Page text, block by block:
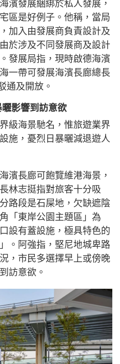
濱發展綑綁於私人發展，
區是好例子。他稱，當局
加入由發展商負責設計及
於涉及不同發展商及設計
發展局指，現時啟德海濱
一帶可發展海濱長廊總長
通及開放。
影響到訪意欲
級海景馳名，惟旅遊業界
施，憂烈日暴曬減退遊人
濱長廊可飽覽維港海景，
林志挺指對旅客十分吸
路段是石屎地，欠缺遮陰
「東岸公園主題區」為
設有蓋設施，極具特色的
。阿強指，堅尼地城卑路
，市民多選擇早上或傍晚
訪意欲。